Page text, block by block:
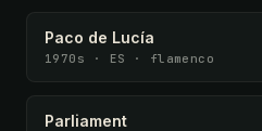
Paco de Lucía
1970s · ES · flamenco
Parliament